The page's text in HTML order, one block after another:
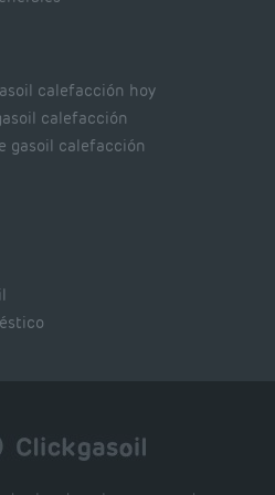
calefacción hoy
calefacción
gasoil calefacción